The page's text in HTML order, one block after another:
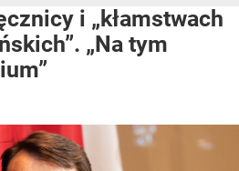
i „kłamstwach
„Na tym